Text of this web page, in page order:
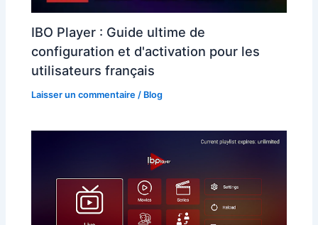
IBO Player : Guide ultime de
configuration et d'activation pour les
utilisateurs français
Laisser un commentaire / Blog